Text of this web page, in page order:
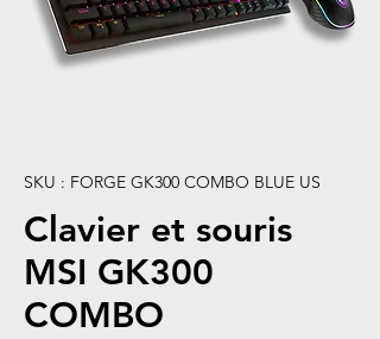
SKU : FORGE GK300 COMBO BLUE US
Clavier et souris
MSI GK300
COMBO